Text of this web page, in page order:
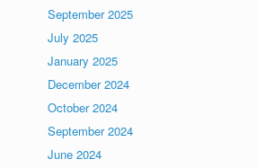
September 2025
July 2025
January 2025
December 2024
October 2024
September 2024
June 2024